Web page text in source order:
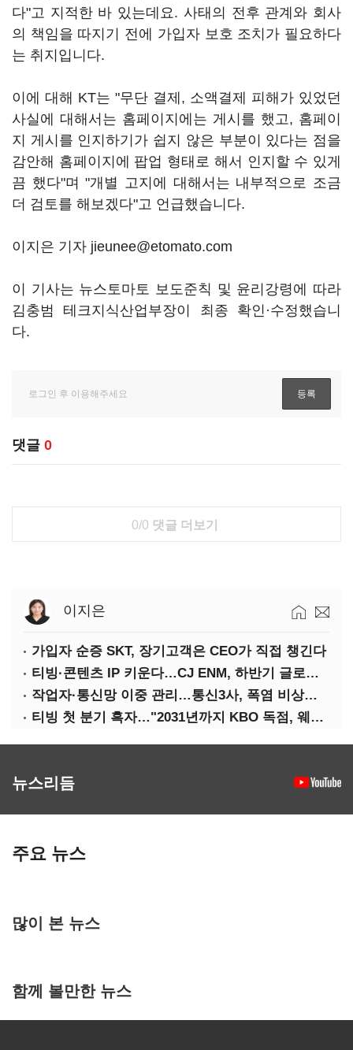
다"고 지적한 바 있는데요. 사태의 전후 관계와 회사
의 책임을 따지기 전에 가입자 보호 조치가 필요하다
는 취지입니다.
이에 대해 KT는 "무단 결제, 소액결제 피해가 있었던
사실에 대해서는 홈페이지에는 게시를 했고, 홈페이
지 게시를 인지하기가 쉽지 않은 부분이 있다는 점을
감안해 홈페이지에 팝업 형태로 해서 인지할 수 있게
끔 했다"며 "개별 고지에 대해서는 내부적으로 조금
더 검토를 해보겠다"고 언급했습니다.
이지은 기자 jieunee@etomato.com
이 기사는 뉴스토마토 보도준칙 및 윤리강령에 따라
김충범 테크지식산업부장이 최종 확인·수정했습니
다.
댓글 0
0/0 댓글 더보기
이지은
가입자 순증 SKT, 장기고객은 CEO가 직접 챙긴다
티빙·콘텐츠 IP 키운다…CJ ENM, 하반기 글로벌 확장 가속
작업자·통신망 이중 관리…통신3사, 폭염 비상대응 돌입
티빙 첫 분기 흑자…"2031년까지 KBO 독점, 웨이브 합병도 속도"
뉴스리듬
주요 뉴스
많이 본 뉴스
함께 볼만한 뉴스